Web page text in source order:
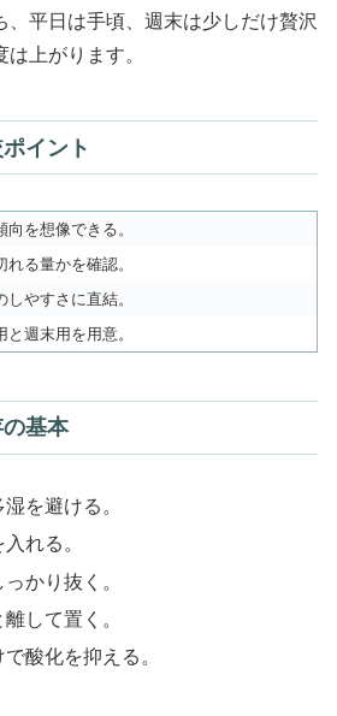
、平日は手頃、週末は少しだけ贅沢
上がります。
イント
向を想像できる。
れる量かを確認。
しやすさに直結。
と週末用を用意。
基本
を避ける。
れる。
かり抜く。
して置く。
酸化を抑える。